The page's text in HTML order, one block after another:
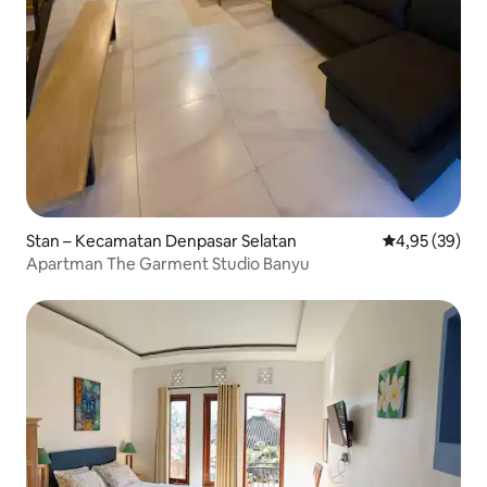
Stan – Kecamatan Denpasar Selatan Prosječna
4,95 (39)
Apartman The Garment Studio Banyu